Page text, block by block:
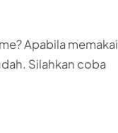
Apabila memakai
Silahkan coba